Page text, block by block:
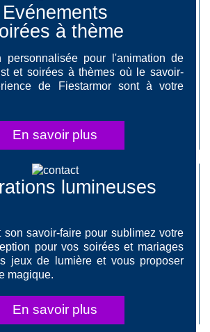
Evénements
à thème
personnalisée pour l'animation de
et soirées à thèmes où le savoir-
de Fiestarmor sont à votre
En savoir plus
lumineuses
son savoir-faire pour sublimez votre
pour vos soirées et mariages
jeux de lumière et vous proposer
magique.
En savoir plus